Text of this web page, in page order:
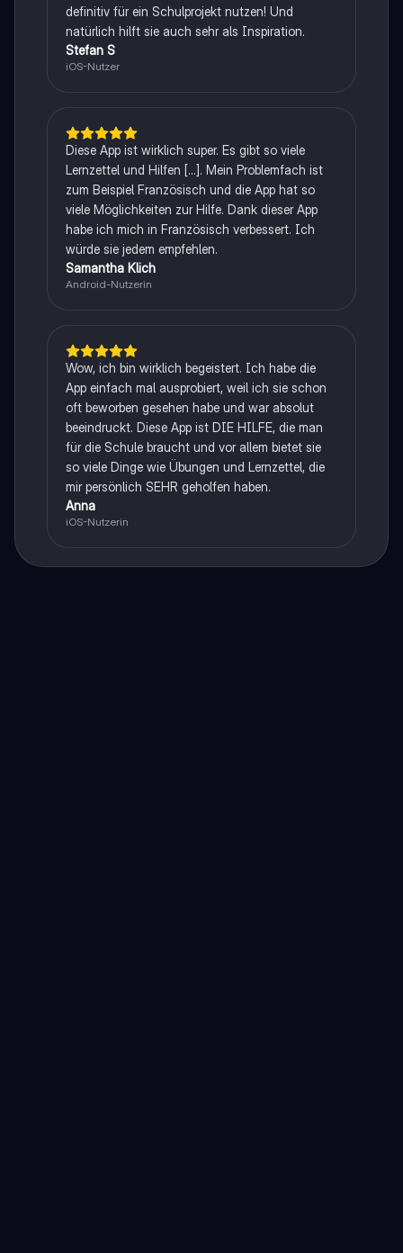
definitiv für ein Schulprojekt nutzen! Und
natürlich hilft sie auch sehr als Inspiration.
Stefan S
iOS-Nutzer
Diese App ist wirklich super. Es gibt so viele
Lernzettel und Hilfen [...]. Mein Problemfach ist
zum Beispiel Französisch und die App hat so
viele Möglichkeiten zur Hilfe. Dank dieser App
habe ich mich in Französisch verbessert. Ich
würde sie jedem empfehlen.
Samantha Klich
Android-Nutzerin
Wow, ich bin wirklich begeistert. Ich habe die
App einfach mal ausprobiert, weil ich sie schon
oft beworben gesehen habe und war absolut
beeindruckt. Diese App ist DIE HILFE, die man
für die Schule braucht und vor allem bietet sie
so viele Dinge wie Übungen und Lernzettel, die
mir persönlich SEHR geholfen haben.
Anna
iOS-Nutzerin